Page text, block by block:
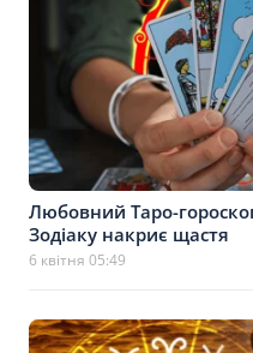
Любовний Таро-
Зодіаку накриє щастя
6 квітня 05:49